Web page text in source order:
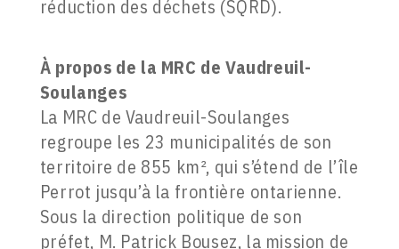
réduction des déchets (SQRD).
À propos de la MRC de Vaudreuil-
Soulanges
La MRC de Vaudreuil-Soulanges
regroupe les 23 municipalités de son
territoire de 855 km², qui s’étend de l’île
Perrot jusqu’à la frontière ontarienne.
Sous la direction politique de son
préfet, M. Patrick Bousez, la mission de